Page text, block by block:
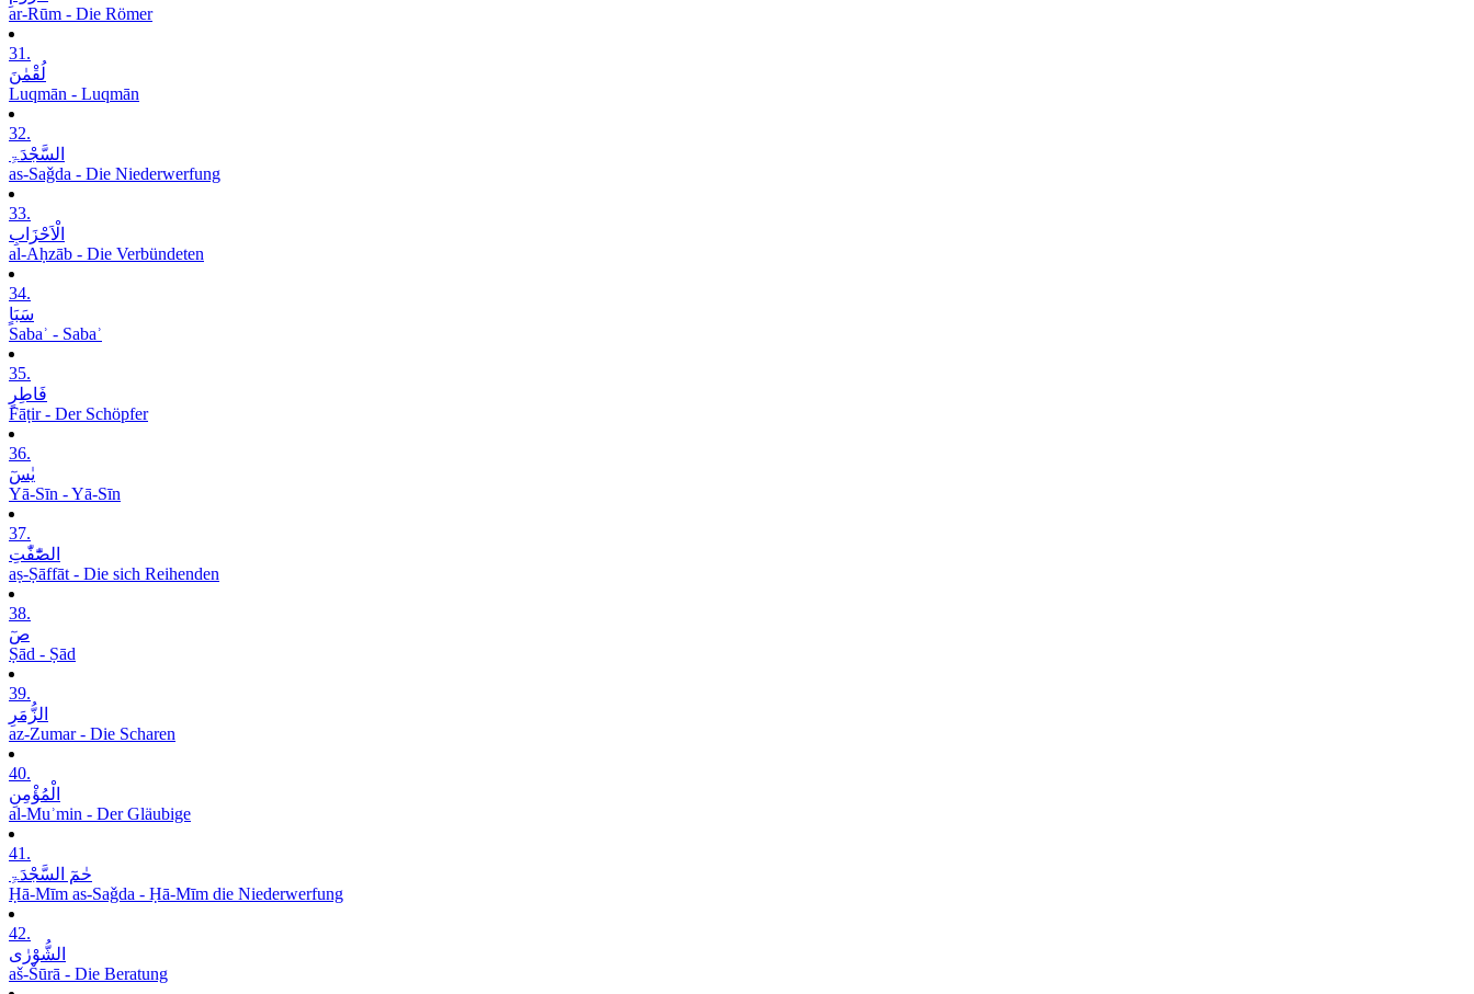
ar-Rūm - Die Römer
31.
لُقْمٰنَ
Luqmān - Luqmān
32.
السَّجْدَۃِ
as-Saǧda - Die Niederwerfung
33.
الْاَحْزَابِ
al-Aḥzāb - Die Verbündeten
34.
سَبَاٍ
Sabaʾ - Sabaʾ
35.
فَاطِرٍ
Fāṭir - Der Schöpfer
36.
یٰسٓ
Yā-Sīn - Yā-Sīn
37.
الصّٰٓفّٰتِ
aṣ-Ṣāffāt - Die sich Reihenden
38.
صٓ
Ṣād - Ṣād
39.
الزُّمَرِ
az-Zumar - Die Scharen
40.
الْمُؤْمِنِ
al-Muʾmin - Der Gläubige
41.
حٰمٓ السَّجْدَۃِ
Ḥā-Mīm as-Saǧda - Ḥā-Mīm die Niederwerfung
42.
الشُّوْرٰی
aš-Šūrā - Die Beratung